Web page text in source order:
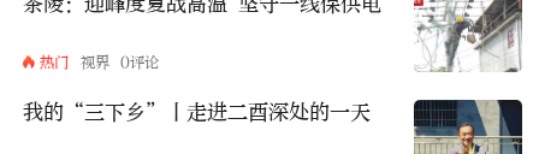
热门 视界 0评论
我的“三下乡”丨走进二酉深处的一天